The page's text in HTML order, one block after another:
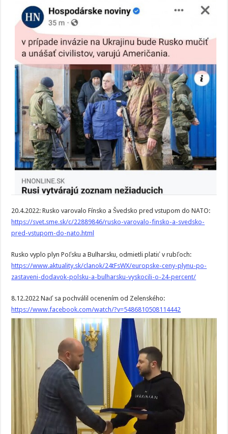
20.4.2022: Rusko varovalo Fínsko a Švedsko pred vstupom do NATO:
https://svet.sme.sk/c/22889846/rusko-varovalo-finsko-a-svedsko-
pred-vstupom-do-nato.html
Rusko vyplo plyn Poľsku a Bulharsku, odmietli platiť v rubľoch:
https://www.aktuality.sk/clanok/24tFsWX/europske-ceny-plynu-po-
zastaveni-dodavok-polsku-a-bulharsku-vyskocili-o-24-percent/
8.12.2022 Naď sa pochválil ocenením od Zelenského:
https://www.facebook.com/watch/?v=5486810508114442